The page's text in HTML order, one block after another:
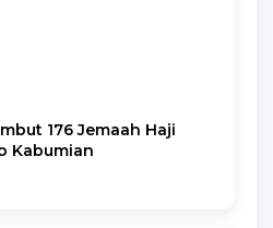
176 Jemaah Haji
Kabumian